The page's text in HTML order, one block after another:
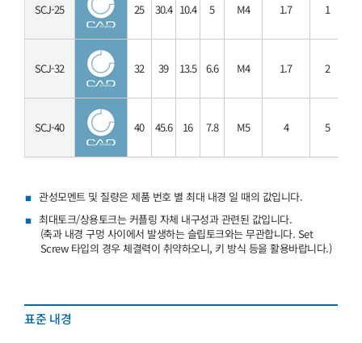
SCJ-25 25 30.4 10.4 5 M4 1.7 1
SCJ-32 32 39 13.5 6.6 M4 1.7 2
SCJ-40 40 45.6 16 7.8 M5 4 5
관성모멘트 및 질량은 제품 번호 별 최대 내경 일 때의 값입니다.
최대토크/상용토크는 커플링 자체 내구성과 관련된 값입니다.
(축과 내경 구멍 사이에서 발생하는 슬립토크와는 무관합니다. Set
Screw 타입의 경우 체결력이 취약하오니, 키 방식 등을 활용바랍니다.)
표준 내경